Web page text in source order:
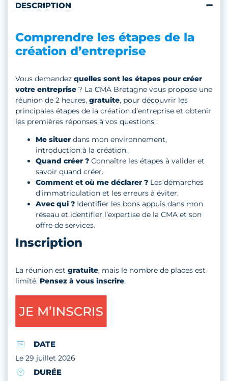
DESCRIPTION
Comprendre les étapes de la
création d’entreprise
Vous demandez quelles sont les étapes pour créer
votre entreprise ? La CMA Bretagne vous propose une
réunion de 2 heures, gratuite, pour découvrir les
principales étapes de la création d’entreprise et obtenir
les premières réponses à vos questions :
Me situer dans mon environnement,
introduction à la création.
Quand créer ? Connaître les étapes à valider et
savoir quand créer.
Comment et où me déclarer ? Les démarches
d’immatriculation et les erreurs à éviter.
Avec qui ? Identifier les bons appuis dans mon
réseau et identifier l’expertise de la CMA et son
offre de services.
Inscription
La réunion est gratuite, mais le nombre de places est
limité. Pensez à vous inscrire.
DATE
Le 29 juillet 2026
DURÉE